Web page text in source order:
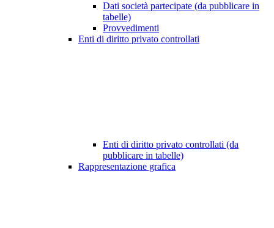
Dati società partecipate (da pubblicare in
tabelle)
Provvedimenti
Enti di diritto privato controllati
Enti di diritto privato controllati (da
pubblicare in tabelle)
Rappresentazione grafica